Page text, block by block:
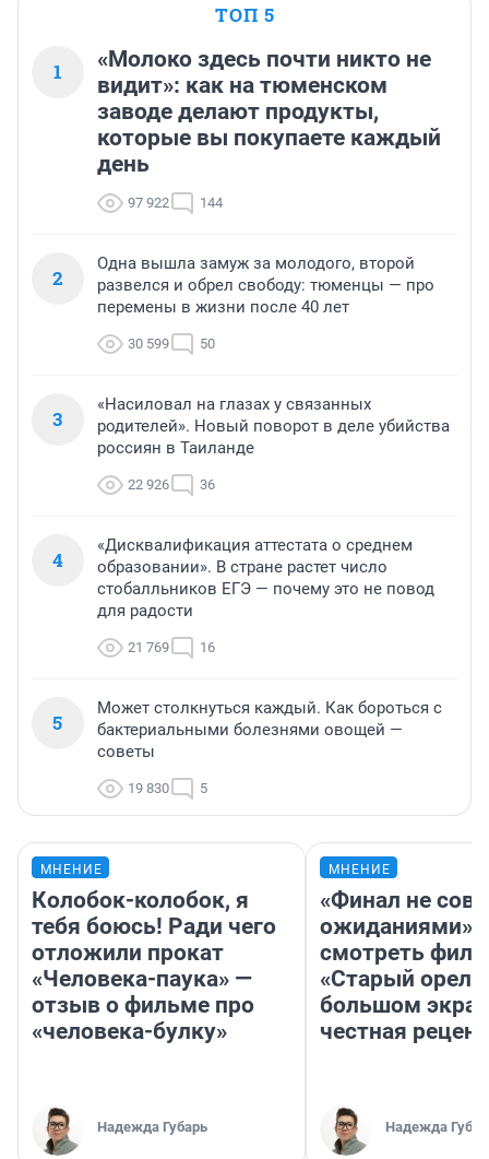
ТОП 5
1
«Молоко здесь почти никто не
видит»: как на тюменском
заводе делают продукты,
которые вы покупаете каждый
день
97 922 144
2
Одна вышла замуж за молодого, второй
развелся и обрел свободу: тюменцы — про
перемены в жизни после 40 лет
30 599 50
3
«Насиловал на глазах у связанных
родителей». Новый поворот в деле убийства
россиян в Таиланде
22 926 36
4
«Дисквалификация аттестата о среднем
образовании». В стране растет число
стобалльников ЕГЭ — почему это не повод
для радости
21 769 16
5
Может столкнуться каждый. Как бороться с
бактериальными болезнями овощей —
советы
19 830 5
МНЕНИЕ
Колобок-колобок, я
тебя боюсь! Ради чего
отложили прокат
«Человека-паука» —
отзыв о фильме про
«человека-булку»
Надежда Губарь
МНЕНИЕ
«Финал не
ожиданиями»:
смотреть
«Старый орел»
большом
честная
Надежда